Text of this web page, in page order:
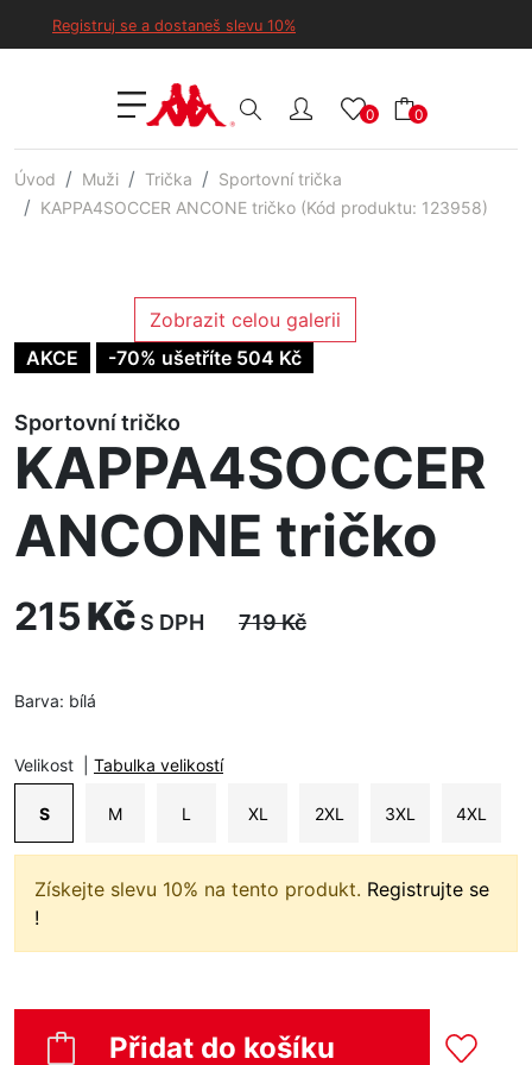
Registruj se a dostaneš slevu 10%
0 0
Úvod Muži Trička
Sportovní trička
KAPPA4SOCCER ANCONE tričko (Kód produktu: 123958)
Zobrazit celou galerii
AKCE
-70% ušetříte 504 Kč
Sportovní tričko
KAPPA4SOCCER
ANCONE tričko
215Kč S DPH 719Kč
Barva: bílá
Velikost Tabulka velikostí
S M L XL 2XL 3XL 4XL
Získejte slevu 10% na tento produkt. Registrujte se
!
Přidat do košíku